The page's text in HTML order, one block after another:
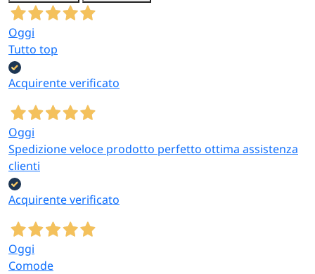
Oggi
Tutto top
Acquirente verificato
Oggi
Spedizione veloce prodotto perfetto ottima assistenza
clienti
Acquirente verificato
Oggi
Comode